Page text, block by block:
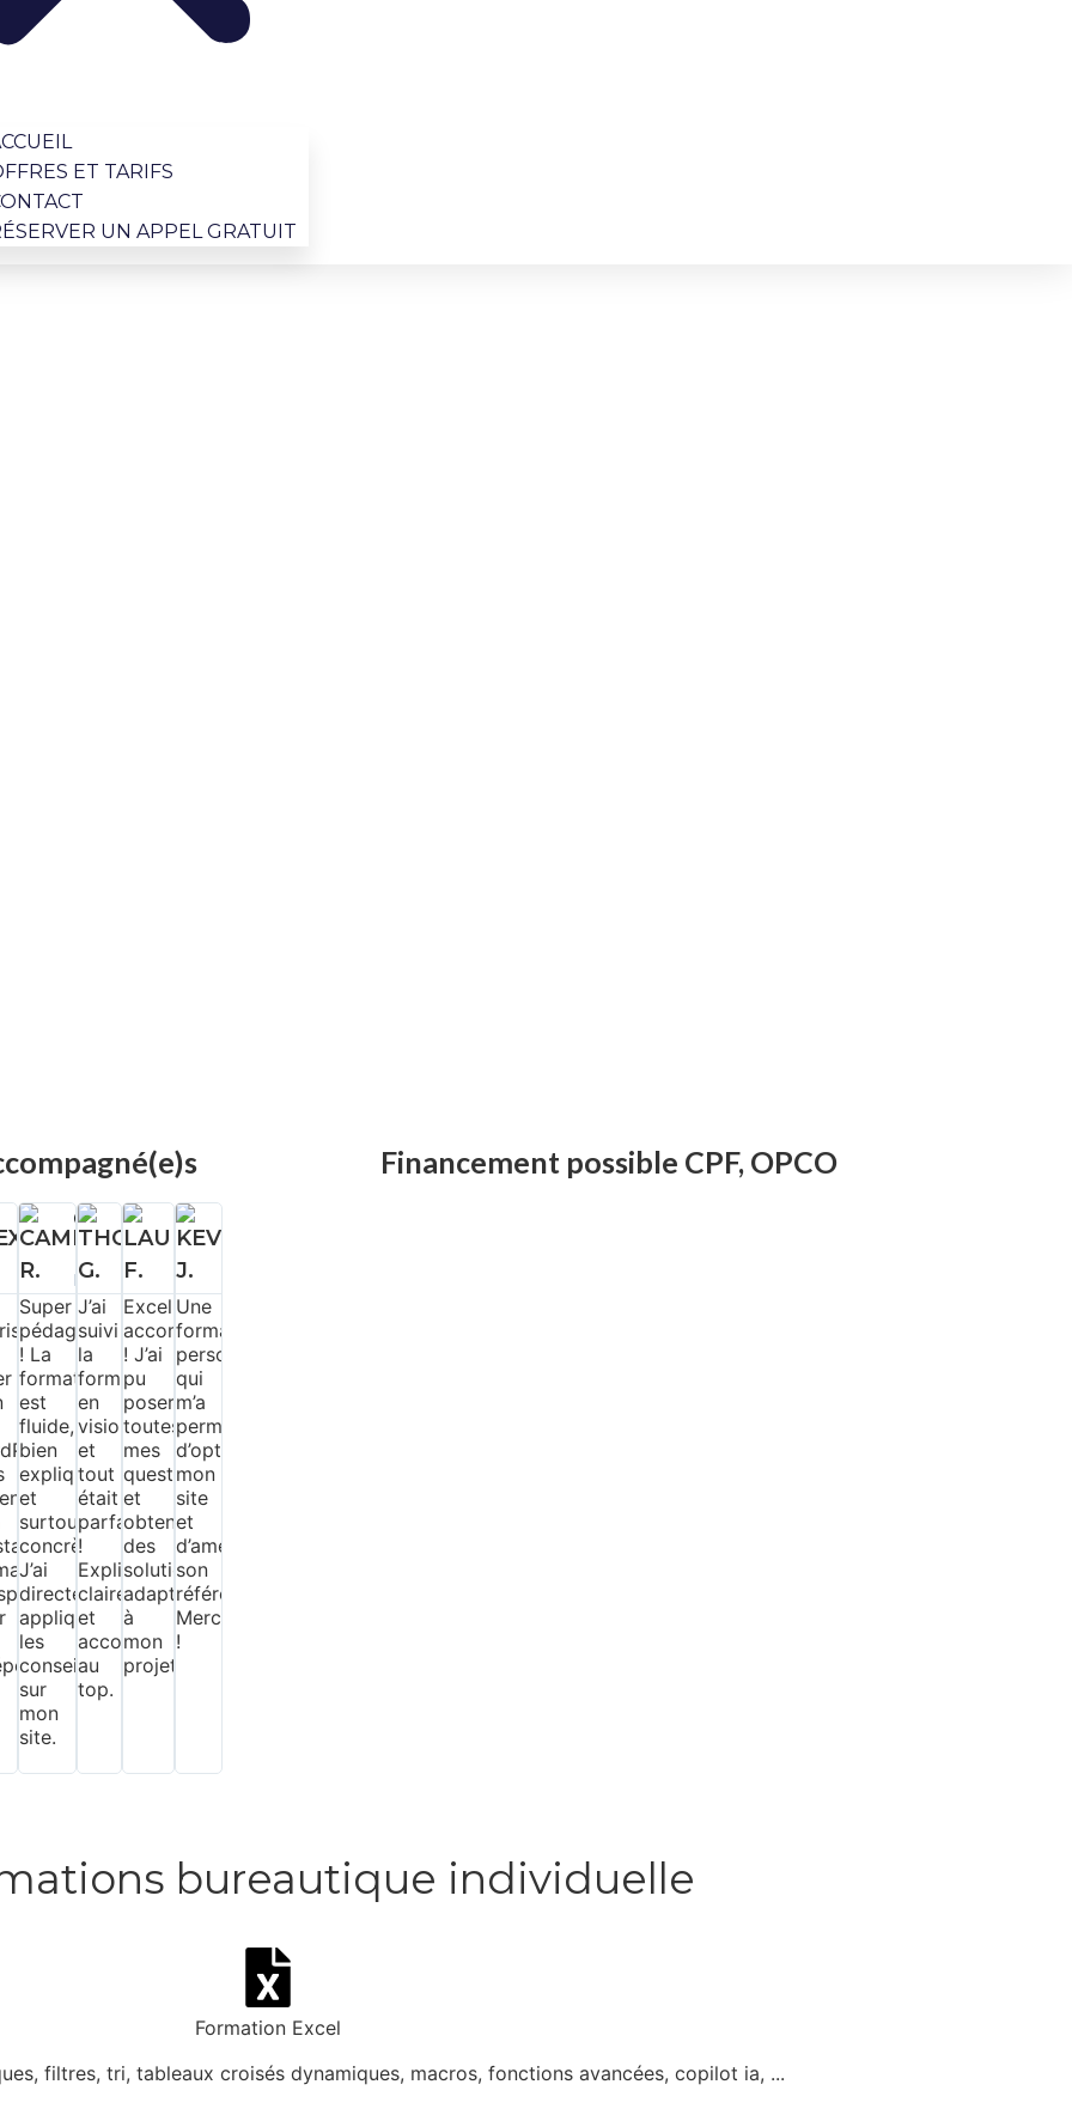
ET TARIFS
UN APPEL GRATUIT
ALEXANDRE
B.

CAMILLE
R.

Super
pédagogie
! La
formation
est
fluide,
bien
expliquée
et
surtout
concrète.
J’ai
directement
appliqué
les
conseils
sur
mon
site.
THOMAS
G.
 
J’ai
suivi
la
formation
en
visio
et
tout
était
parfait
!
Explications
claires
et
accompagnement
au
top.
LAURA
F.

Excellent
accompagnement
! J’ai
pu
poser
toutes
mes
questions
et
obtenir
des
solutions
adaptées
à
mon
projet.
Une
formation
personnalisée
qui
m’a
permis
d’optimiser
mon
site
et
d’améliorer
son
référencement.
Merci
!
Financement possible CPF, OPCO
bureautique individuelle
Formation Excel
filtres, tri, tableaux croisés dynamiques, macros, fonctions avancées, copilot ia, ...